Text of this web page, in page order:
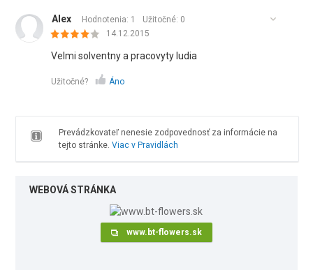
Alex Hodnotenia: 1 Užitočné: 0
14.12.2015
Velmi solventny a pracovyty ludia
Užitočné? Áno
Prevádzkovateľ nenesie zodpovednosť za informácie na
tejto stránke. Viac v Pravidlách
WEBOVÁ STRÁNKA
www.bt-flowers.sk